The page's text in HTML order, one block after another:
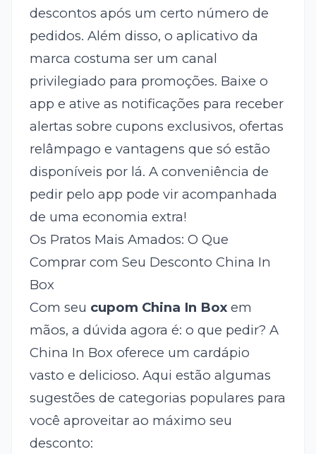
descontos após um certo número de
pedidos. Além disso, o aplicativo da
marca costuma ser um canal
privilegiado para promoções. Baixe o
app e ative as notificações para receber
alertas sobre cupons exclusivos, ofertas
relâmpago e vantagens que só estão
disponíveis por lá. A conveniência de
pedir pelo app pode vir acompanhada
de uma economia extra!
Os Pratos Mais Amados: O Que
Comprar com Seu Desconto China In
Box
Com seu cupom China In Boxem
mãos, a dúvida agora é: o que pedir? A
China In Box oferece um cardápio
vasto e delicioso. Aqui estão algumas
sugestões de categorias populares para
você aproveitar ao máximo seu
desconto: